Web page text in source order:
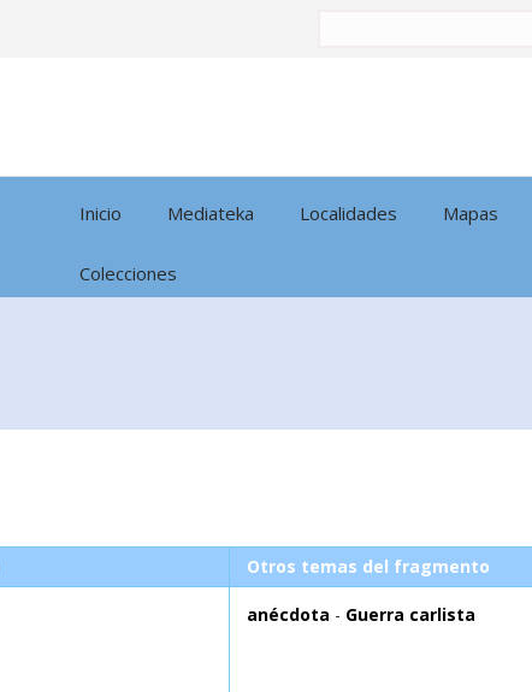
Inicio Mediateka Localidades Mapas
Colecciones
Otros temas del fragmento
anécdota - Guerra carlista